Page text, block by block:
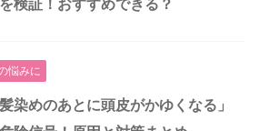
検証！おすすめできる？
悩みに
髪染めのあとに頭皮がかゆくなる」